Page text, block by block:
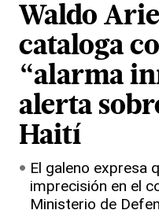
Waldo
cataloga
“alarma
alerta
Haití
El galeno expresa
imprecisión en el
Ministerio de